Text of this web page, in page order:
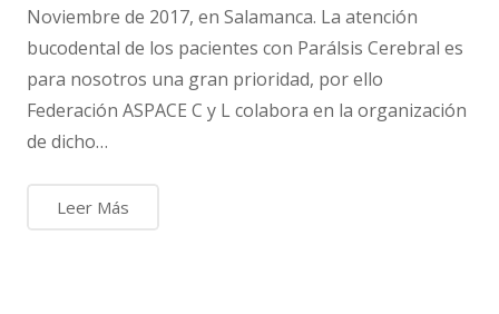
Noviembre de 2017, en Salamanca. La atención
bucodental de los pacientes con Parálsis Cerebral es
para nosotros una gran prioridad, por ello
Federación ASPACE C y L colabora en la organización
de dicho…
Leer Más